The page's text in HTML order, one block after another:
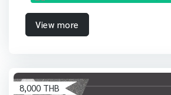
View more
8,000 THB